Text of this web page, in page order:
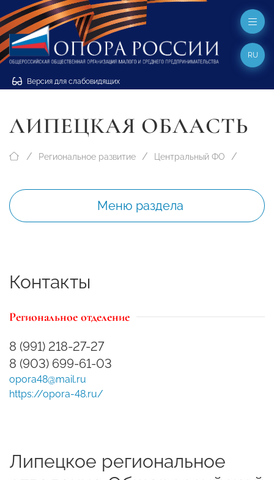
Версия для слабовидящих
RU
ЛИПЕЦКАЯ ОБЛАСТЬ
Региональное развитие Центральный ФО
Меню раздела
Контакты
Региональное отделение
8 (991) 218-27-27
8 (903) 699-61-03
opora48@mail.ru
https://opora-48.ru/
Липецкое региональное